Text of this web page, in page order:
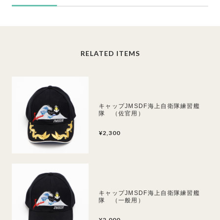
RELATED ITEMS
キャップJMSDF海上自衛隊練習艦
隊 （佐官用）
¥2,300
キャップJMSDF海上自衛隊練習艦
隊 （一般用）